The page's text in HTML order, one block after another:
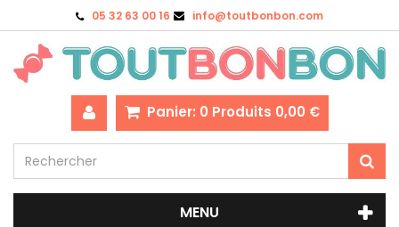
05 32 63 00 16 info@toutbonbon.com
Panier: 0 Produits 0,00 €
MENU